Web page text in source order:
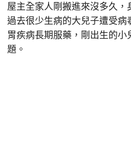
屋主全家人剛搬進來沒多久，
過去很少生病的大兒子遭受病
胃疾病長期服藥，剛出生的小
題。